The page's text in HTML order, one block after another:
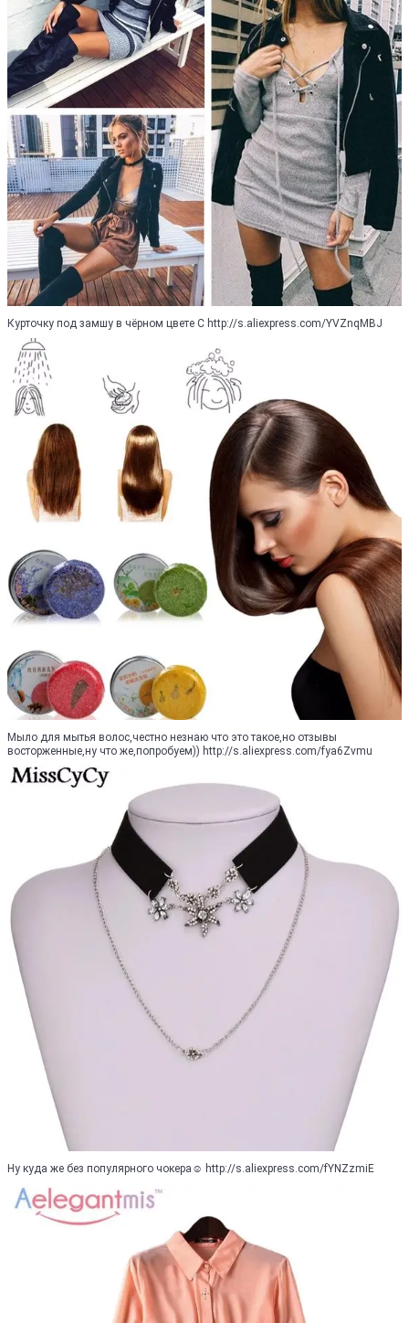
Курточку под замшу в чёрном цвете С http://s.aliexpress.com/YVZnqMBJ
Мыло для мытья волос,честно незнаю что это такое,но отзывы
восторженные,ну что же,попробуем)) http://s.aliexpress.com/fya6Zvmu
Ну куда же без популярного чокера☺ http://s.aliexpress.com/fYNZzmiE